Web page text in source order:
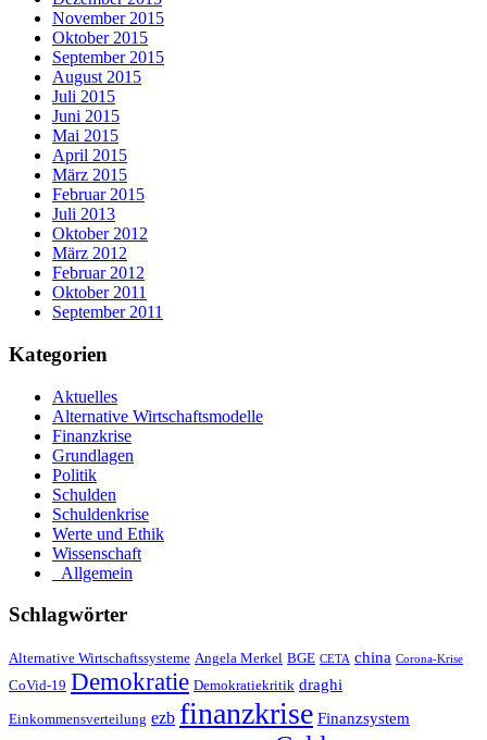
November 2015
Oktober 2015
September 2015
August 2015
Juli 2015
Juni 2015
Mai 2015
April 2015
März 2015
Februar 2015
Juli 2013
Oktober 2012
März 2012
Februar 2012
Oktober 2011
September 2011
Kategorien
Aktuelles
Alternative Wirtschaftsmodelle
Finanzkrise
Grundlagen
Politik
Schulden
Schuldenkrise
Werte und Ethik
Wissenschaft
_Allgemein
Schlagwörter
Alternative Wirtschaftssysteme Angela Merkel BGE CETA china Corona-Krise
CoVid-19 Demokratie Demokratiekritik draghi
Einkommensverteilung ezb finanzkrise Finanzsystem